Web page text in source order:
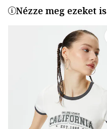
Nézze meg ezeket is